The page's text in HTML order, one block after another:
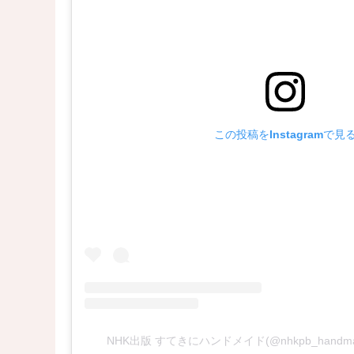
この投稿をInstagramで見る
NHK出版 すてきにハンドメイド